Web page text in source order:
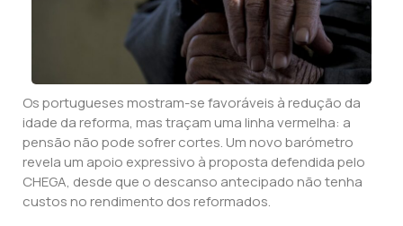
Os portugueses mostram-se favoráveis à redução da
idade da reforma, mas traçam uma linha vermelha: a
pensão não pode sofrer cortes. Um novo barómetro
revela um apoio expressivo à proposta defendida pelo
CHEGA, desde que o descanso antecipado não tenha
custos no rendimento dos reformados.